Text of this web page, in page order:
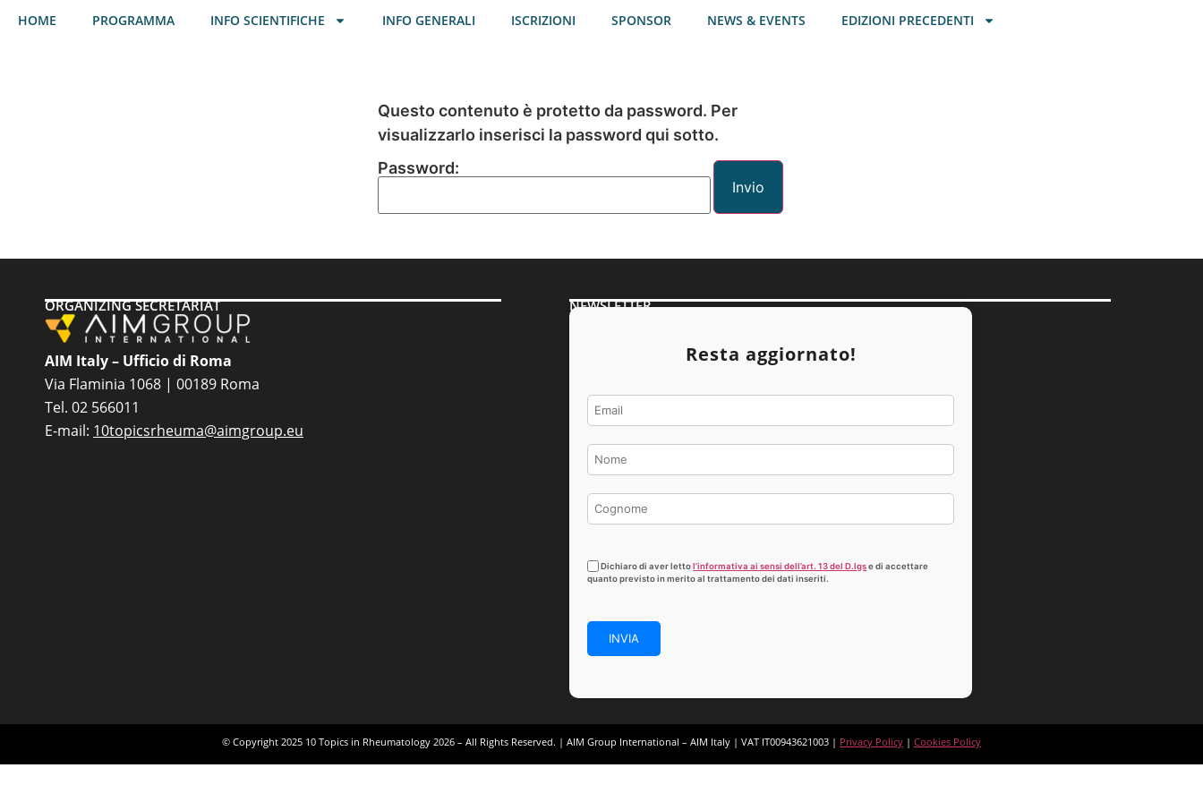
HOME PROGRAMMA INFO SCIENTIFICHE INFO GENERALI ISCRIZIONI SPONSOR NEWS & EVENTS EDIZIONI PRECEDENTI
Questo contenuto è protetto da password. Per
visualizzarlo inserisci la password qui sotto.
Password:
ORGANIZING SECRETARIAT
AIM Italy – Ufficio di Roma
Via Flaminia 1068 | 00189 Roma
Tel. 02 566011
E-mail: 10topicsrheuma@aimgroup.eu
NEWSLETTER
Resta aggiornato!
Dichiaro di aver lettol’informativa ai sensi dell’art. 13 del D.lgse di accettare
quanto previsto in merito al trattamento dei dati inseriti.
© Copyright 2025 10 Topics in Rheumatology 2026 – All Rights Reserved. | AIM Group International – AIM Italy | VAT IT00943621003 | Privacy Policy | Cookies Policy